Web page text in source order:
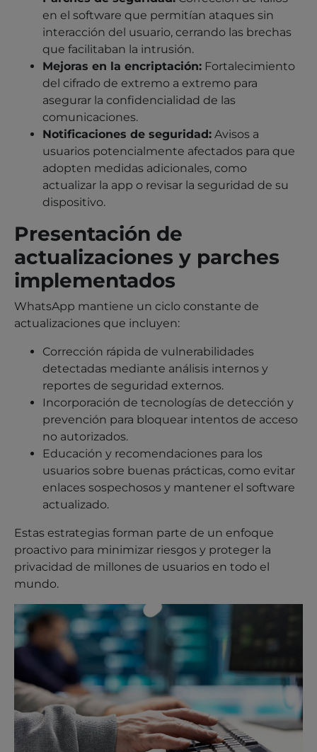
en el software que permitían ataques sin
interacción del usuario, cerrando las brechas
que facilitaban la intrusión.
Mejoras en la encriptación: Fortalecimiento
del cifrado de extremo a extremo para
asegurar la confidencialidad de las
comunicaciones.
Notificaciones de seguridad: Avisos a
usuarios potencialmente afectados para que
adopten medidas adicionales, como
actualizar la app o revisar la seguridad de su
dispositivo.
Presentación de
actualizaciones y parches
implementados
WhatsApp mantiene un ciclo constante de
actualizaciones que incluyen:
Corrección rápida de vulnerabilidades
detectadas mediante análisis internos y
reportes de seguridad externos.
Incorporación de tecnologías de detección y
prevención para bloquear intentos de acceso
no autorizados.
Educación y recomendaciones para los
usuarios sobre buenas prácticas, como evitar
enlaces sospechosos y mantener el software
actualizado.
Estas estrategias forman parte de un enfoque
proactivo para minimizar riesgos y proteger la
privacidad de millones de usuarios en todo el
mundo.